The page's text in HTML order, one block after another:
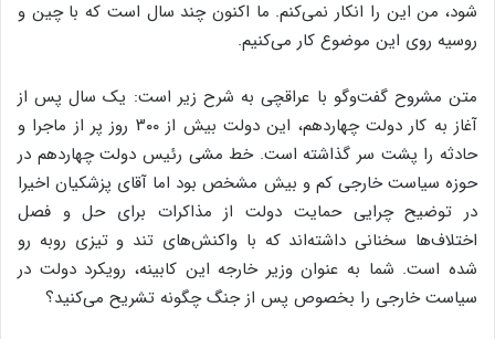
شود، من این را انکار نمی‌کنم. ما اکنون چند سال است که با چین و
روسیه روی این موضوع کار می‌کنیم.
متن مشروح گفت‌وگو با عراقچی به شرح زیر است: یک سال پس از
آغاز به کار دولت چهاردهم، این دولت بیش از ۳۰۰ روز پر از ماجرا و
حادثه را پشت سر گذاشته است. خط مشی رئیس دولت چهاردهم در
حوزه سیاست خارجی کم و بیش مشخص بود اما آقای پزشکیان اخیرا
در توضیح چرایی حمایت دولت از مذاکرات برای حل و فصل
اختلاف‌ها سخنانی داشته‌اند که با واکنش‌های تند و تیزی روبه رو
شده است. شما به عنوان وزیر خارجه این کابینه، رویکرد دولت در
سیاست خارجی را بخصوص پس از جنگ چگونه تشریح می‌کنید؟